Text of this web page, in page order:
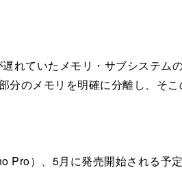
れていたメモリ・サブシステム
のメモリを明確に分離し、そ
）、5月に発売開始される予